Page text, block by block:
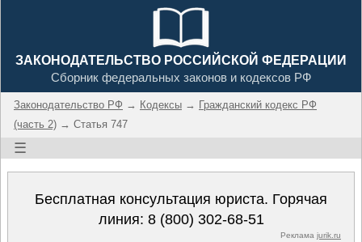
ЗАКОНОДАТЕЛЬСТВО РОССИЙСКОЙ ФЕДЕРАЦИИ
Сборник федеральных законов и кодексов РФ
Законодательство РФ → Кодексы → Гражданский кодекс РФ
(часть 2) → Статья 747
☰
Бесплатная консультация юриста. Горячая
линия: 8 (800) 302-68-51
Реклама jurik.ru